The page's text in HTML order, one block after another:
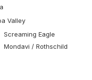
Valley
Screaming Eagle
Mondavi / Rothschild